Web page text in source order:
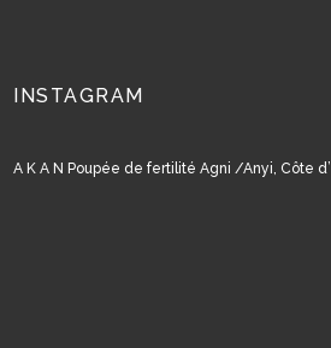
INSTAGRAM
A K A N Poupée de fertilité Agni /Anyi, Côte d’